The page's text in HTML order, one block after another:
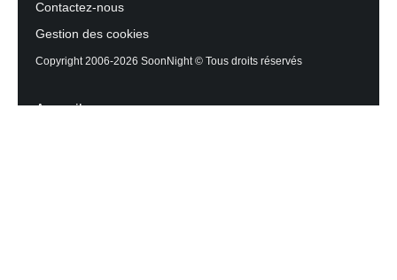
Contactez-nous
Gestion des cookies
Copyright 2006-2026 SoonNight © Tous droits réservés
Accueil